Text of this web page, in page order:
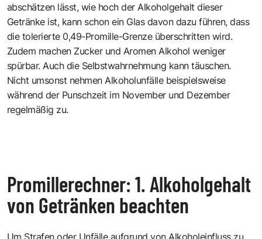
abschätzen lässt, wie hoch der Alkoholgehalt dieser
Getränke ist, kann schon ein Glas davon dazu führen, dass
die tolerierte 0,49-Promille-Grenze überschritten wird.
Zudem machen Zucker und Aromen Alkohol weniger
spürbar. Auch die Selbstwahrnehmung kann täuschen.
Nicht umsonst nehmen Alkoholunfälle beispielsweise
während der Punschzeit im November und Dezember
regelmäßig zu.
Promillerechner: 1. Alkoholgehalt
von Getränken beachten
Um Strafen oder Unfälle aufgrund von Alkoholeinfluss zu